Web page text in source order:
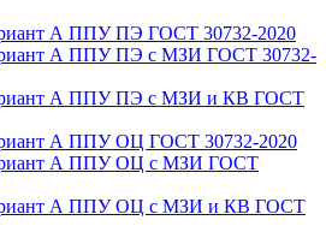
А ППУ ПЭ ГОСТ 30732-2020
А ППУ ПЭ с МЗИ ГОСТ 30732-
А ППУ ПЭ с МЗИ и КВ ГОСТ
А ППУ ОЦ ГОСТ 30732-2020
А ППУ ОЦ с МЗИ ГОСТ
А ППУ ОЦ с МЗИ и КВ ГОСТ